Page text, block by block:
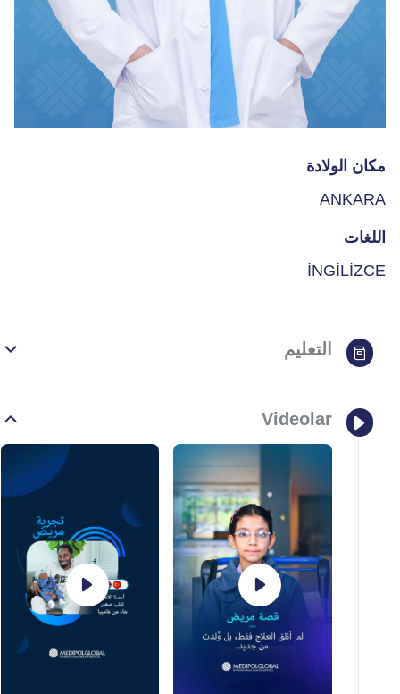
مكان الولادة
ANKARA
اللغات
İNGİLİZCE
التعليم
Videolar